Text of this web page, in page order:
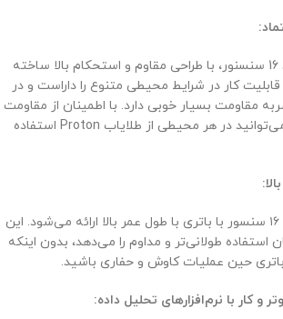
دستگاه طلایاب پروتون 16 سنسنور، با طراحی مقاوم و استحکام بالا ساخته
کار در شرایط محیطی متنوع را داراست و در
مقاومت بسیار خوبی دارد. با اطمینان از مقاومت
و قابلیت‌های دستگاه، می‌توانید در هر محیطی از طلایاب Proton استفاده
دستگاه فلزیاب پروتون ۱۶ سنسور با باتری با طول عمر بالا ارائه می‌شود. این
استفاده طولانی‌تر و مداوم را می‌دهد، بدون اینکه
حین عملیات کاوش و حفاری باشید.
و کار با نرم‌افزارهای تحلیل داده: